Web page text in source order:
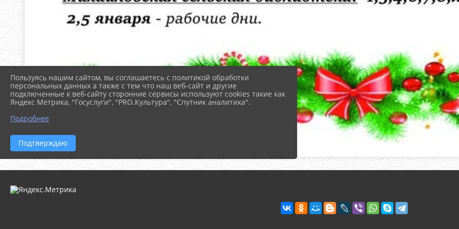
Пользуясь нашим сайтом, вы соглашаетесь с политикой обработки
персональных данных а также с тем что наш веб-сайт и другие
подключенные к веб-сайту сторонние сервисы используют cookies такие как
Яндекс Метрика, "Госуслуги", "PRO.Культура", "Спутник аналитика".
Подробнее
Подтверждаю